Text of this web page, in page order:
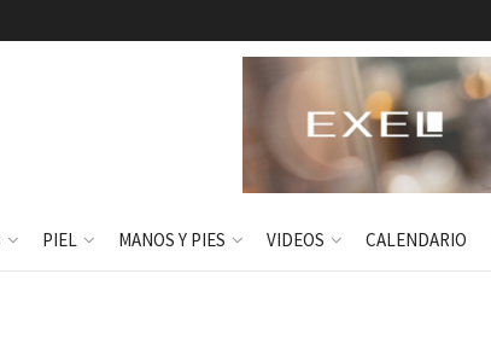
PIEL MANOS Y PIES VIDEOS CALENDARIO